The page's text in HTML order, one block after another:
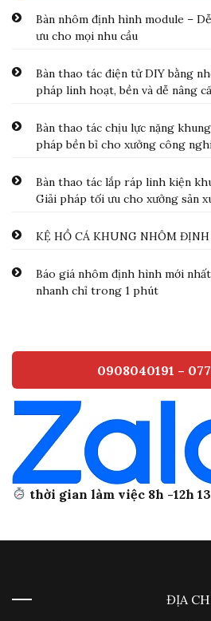
Bàn nhôm định hình module –
ưu cho mọi nhu cầu
Bàn thao tác điện tử DIY bằng
pháp linh hoạt, bền và dễ nâng
Bàn thao tác chịu lực nặng
pháp bền bỉ cho xưởng công
Bàn thao tác lắp ráp linh kiện
Giải pháp tối ưu cho xưởng sản
KỆ HỒ CÁ KHUNG NHÔM
Báo giá nhôm định hình mới
nhanh chỉ trong 1 phút
0908040191 –
thời gian làm việc 8h -12h
ĐỊA